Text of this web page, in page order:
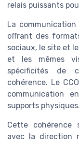
relais puissants
La
offrant des
sociaux, le site et
et les mêmes
spécificités de
cohérence. Le
communication
supports physiques.
Cette cohérence
avec la direction